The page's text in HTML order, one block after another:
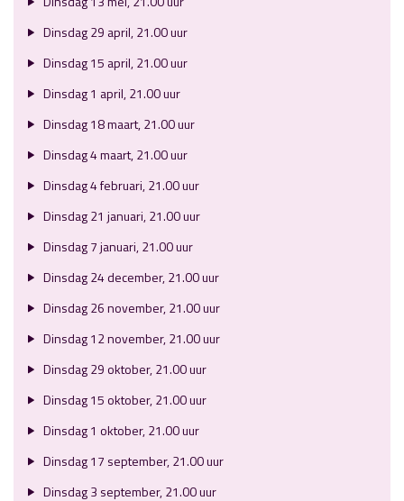
Dinsdag 29 april, 21.00 uur
Dinsdag 15 april, 21.00 uur
Dinsdag 1 april, 21.00 uur
Dinsdag 18 maart, 21.00 uur
Dinsdag 4 maart, 21.00 uur
Dinsdag 4 februari, 21.00 uur
Dinsdag 21 januari, 21.00 uur
Dinsdag 7 januari, 21.00 uur
Dinsdag 24 december, 21.00 uur
Dinsdag 26 november, 21.00 uur
Dinsdag 12 november, 21.00 uur
Dinsdag 29 oktober, 21.00 uur
Dinsdag 15 oktober, 21.00 uur
Dinsdag 1 oktober, 21.00 uur
Dinsdag 17 september, 21.00 uur
Dinsdag 3 september, 21.00 uur